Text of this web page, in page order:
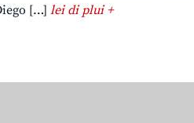
[…]lei di plui +